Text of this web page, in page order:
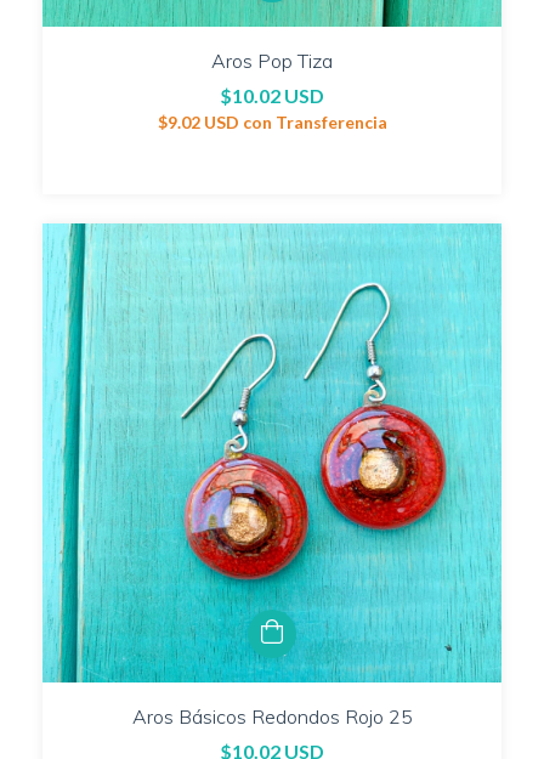
Aros Pop Tiza
$10.02 USD
$9.02 USD con Transferencia
Aros Básicos Redondos Rojo 25
$10.02 USD